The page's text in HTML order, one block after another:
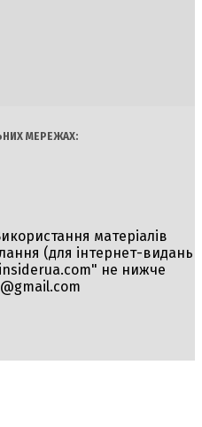
МЕРЕЖАХ:
матеріалів
(для інтернет-видань
не нижче